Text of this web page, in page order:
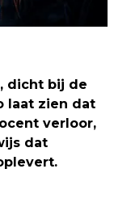
dicht bij de
laat zien dat
verloor,
dat